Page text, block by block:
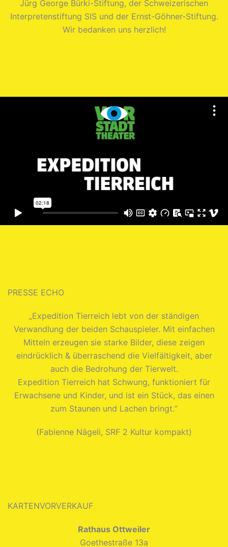
Jürg George Bürki-Stiftung, der Schweizerischen
Interpretenstiftung SIS und der Ernst-Göhner-Stiftung.
Wir bedanken uns herzlich!
PRESSE ECHO
„Expedition Tierreich lebt von der ständigen
Verwandlung der beiden Schauspieler. Mit einfachen
Mitteln erzeugen sie starke Bilder, diese zeigen
eindrücklich & überraschend die Vielfältigkeit, aber
auch die Bedrohung der Tierwelt.
Expedition Tierreich hat Schwung, funktioniert für
Erwachsene und Kinder, und ist ein Stück, das einen
zum Staunen und Lachen bringt.“
(Fabienne Nägeli, SRF 2 Kultur kompakt)
KARTENVORVERKAUF
Rathaus Ottweiler
Goethestraße 13a